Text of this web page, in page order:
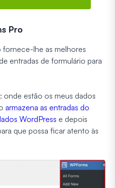
Pro
fornece-lhe as melhores
entradas de formulário para
onde estão os meus dados
armazena as entradas do
WordPress e depois
que possa ficar atento às